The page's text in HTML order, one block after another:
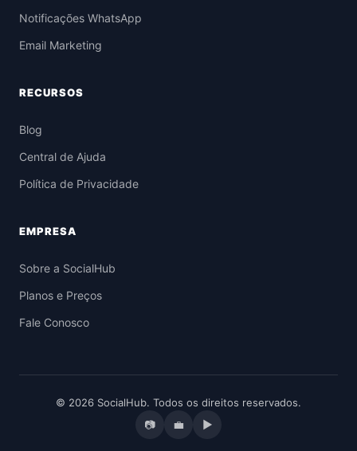
Notificações WhatsApp
Email Marketing
RECURSOS
Blog
Central de Ajuda
Política de Privacidade
EMPRESA
Sobre a SocialHub
Planos e Preços
Fale Conosco
© 2026 SocialHub. Todos os direitos reservados.
📷 💼 ▶